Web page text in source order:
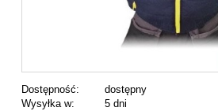
Dostępność:
dostępny
Wysyłka w:
5 dni